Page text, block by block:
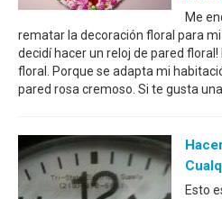
Me
rematar la decoración floral para
decidí hacer un reloj de pared
floral. Porque se adapta mi
pared rosa cremoso. Si te gusta
Esto